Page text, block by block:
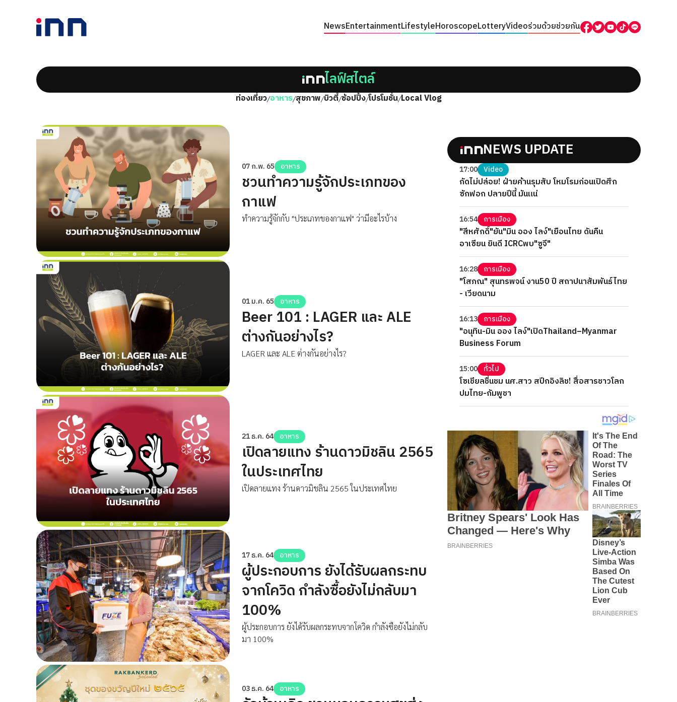
NewsEntertainmentLifestyleHoroscopeLotteryVideoร่วมด้วยช่วยกัน
ไลฟ์สไตล์
ท่องเที่ยว/อาหาร/สุขภาพ/บิวตี้/ช้อปปิ้ง/โปรโมชั่น/Local Vlog
07 ก.พ. 65 อาหาร
ชวนทำความรู้จักประเภทของ
กาแฟ
ทำความรู้จักกับ "ประเภทของกาแฟ" ว่ามีอะไรบ้าง
01 ม.ค. 65 อาหาร
Beer 101 : LAGER และ ALE
ต่างกันอย่างไร?
LAGER และ ALE ต่างกันอย่างไร?
21 ธ.ค. 64 อาหาร
เปิดลายแทง ร้านดาวมิชลิน 2565
ในประเทศไทย
เปิดลายแทง ร้านดาวมิชลิน 2565 ในประเทศไทย
17 ธ.ค. 64 อาหาร
ผู้ประกอบการ ยังได้รับผลกระทบ
จากโควิด กำลังซื้อยังไม่กลับมา
100%
ผู้ประกอบการ ยังได้รับผลกระทบจากโควิด กำลังซื้อยังไม่กลับ
มา 100%
03 ธ.ค. 64 อาหาร
NEWS UPDATE
17:00 Video
กัดไม่ปล่อย! ฝ่ายค้านรุมสับ โหมโรมก่อนเปิดศึก
ซักฟอก ปลายปีนี้ มันแน่
16:54 การเมือง
"สีหศักดิ์"ยัน"มิน ออง ไลง์"เยือนไทย ดันคืน
อาเซียน ยินดี ICRCพบ"ซูจี"
16:28 การเมือง
"โสภณ" สุนทรพจน์ งาน50 ปี สถาปนาสัมพันธ์ไทย
- เวียดนาม
16:13 การเมือง
"อนุทิน-มิน ออง ไลง์"เปิดThailand–Myanmar
Business Forum
15:00 ทั่วไป
โซเชียลชื่นชม นศ.สาว สปีกอิงลิช! สื่อสารชาวโลก
ปมไทย-กัมพูชา